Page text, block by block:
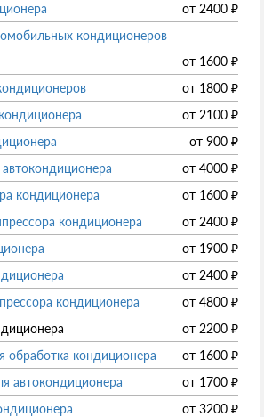
от 2400 ₽
кондиционеров
от 1600 ₽
от 1800 ₽
от 2100 ₽
от 900 ₽
от 4000 ₽
кондиционера
от 1600 ₽
кондиционера
от 2400 ₽
от 1900 ₽
от 2400 ₽
кондиционера
от 4800 ₽
от 2200 ₽
обработка кондиционера
от 1600 ₽
автокондиционера
от 1700 ₽
от 3200 ₽